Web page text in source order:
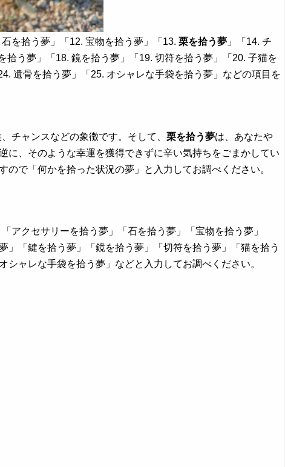
を拾う夢」「12. 宝物を拾う夢」「13.栗を拾う夢 」「14. チ
う夢」「18. 鏡を拾う夢」「19. 切符を拾う夢」「20. 子猫を
遺骨を拾う夢」「25. オシャレな手袋を拾う夢」などの項目を
チャンスなどの象徴です。そして、栗を拾う夢は、あなたや
に、そのような幸運を獲得できずに辛い気持ちをごまかしてい
で「何かを拾った状況の夢」と入力してお調べください。
アクセサリーを拾う夢」「石を拾う夢」「宝物を拾う夢」
」「鍵を拾う夢」「鏡を拾う夢」「切符を拾う夢」「猫を拾う
ャレな手袋を拾う夢」などと入力してお調べください。